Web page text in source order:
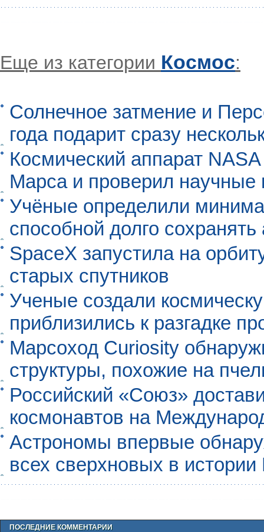
Еще из категории Космос:
Солнечное затмение и
года подарит сразу
Космический аппарат
Марса и проверил научные
Учёные определили
способной долго
SpaceX запустила на
старых спутников
Ученые создали
приблизились к разгадке
Марсоход Curiosity
структуры, похожие на
Российский «Союз»
космонавтов на
Астрономы впервые
всех сверхновых в
ПОСЛЕДНИЕ КОММЕНТАРИИ